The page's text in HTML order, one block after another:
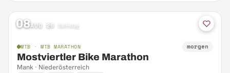
08AUG 26 Samstag
MTB · MTB MARATHON morgen
Mostviertler Bike Marathon
Mank · Niederösterreich